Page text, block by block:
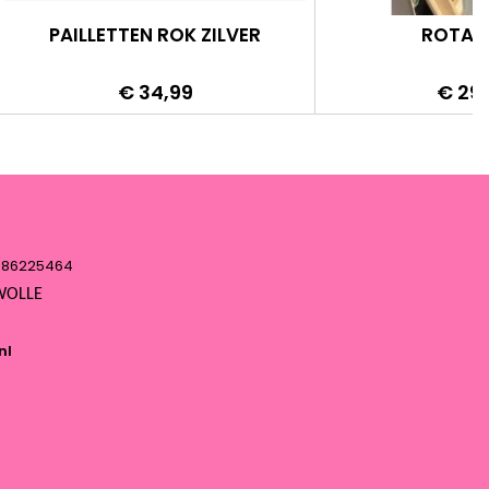
PAILLETTEN ROK ZILVER
Prijs
€ 34,99 Prijs
€